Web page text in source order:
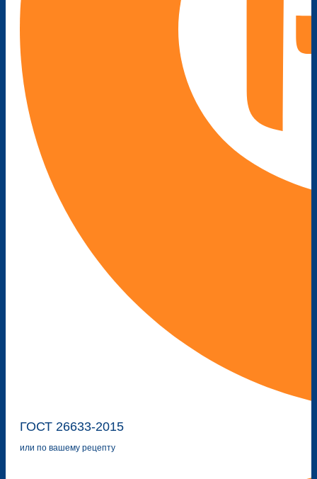
ГОСТ 26633-2015
или по вашему рецепту